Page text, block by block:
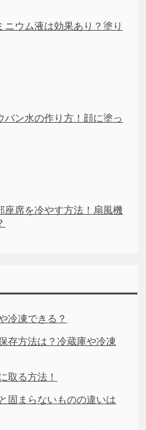
ニウム液は効果あり？塗り
バン水の作り方！顔に塗っ
座席を冷やす方法！扇風機
冷凍できる？
存方法は？冷蔵庫や冷凍
取る方法！
固まらないものの違いは